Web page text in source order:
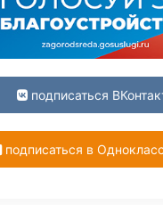
подписаться
подписаться в